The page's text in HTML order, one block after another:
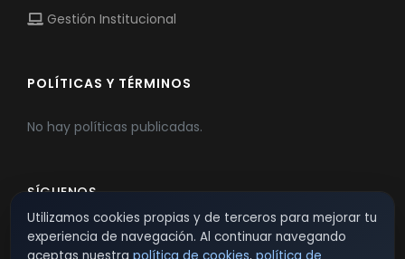
Gestión Institucional
POLÍTICAS Y TÉRMINOS
No hay políticas publicadas.
SÍGUENOS
Utilizamos cookies propias y de terceros para mejorar tu
experiencia de navegación. Al continuar navegando